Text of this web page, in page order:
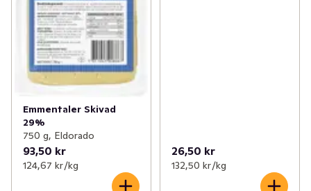
Emmentaler Skivad
29%
750 g, Eldorado
93,50 kr
124,67 kr /kg
26,50 kr
132,50 kr /kg